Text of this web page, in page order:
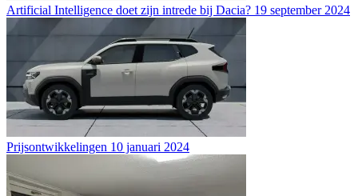
Artificial Intelligence doet zijn intrede bij Dacia? 19 september 2024
Prijsontwikkelingen 10 januari 2024